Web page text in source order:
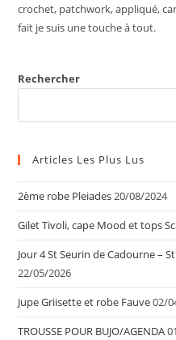
crochet, patchwork, appliqué,
fait je suis une touche à tout.
Rechercher
Articles Les Plus Lus
2ème robe Pleiades20/08/2024
Gilet Tivoli, cape Mood et tops
Jour 4 St Seurin de Cadourne –
22/05/2026
Jupe Griisette et robe Fauve02/
TROUSSE POUR BUJO/AGENDA